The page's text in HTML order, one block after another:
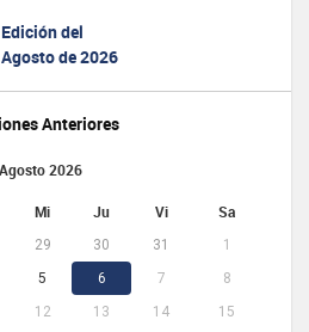
Edición del
de 2026
Anteriores
Agosto 2026
Mi Ju Vi Sa
29 30 31
1
5 6 7
8
12 13 14
15